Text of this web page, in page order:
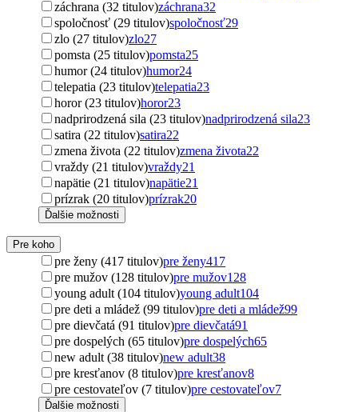
záchrana (32 titulov)záchrana32
spoločnosť (29 titulov)spoločnosť29
zlo (27 titulov)zlo27
pomsta (25 titulov)pomsta25
humor (24 titulov)humor24
telepatia (23 titulov)telepatia23
horor (23 titulov)horor23
nadprirodzená sila (23 titulov)nadprirodzená sila23
satira (22 titulov)satira22
zmena života (22 titulov)zmena života22
vraždy (21 titulov)vraždy21
napätie (21 titulov)napätie21
prízrak (20 titulov)prízrak20
Ďalšie možnosti
Pre koho
pre ženy (417 titulov)pre ženy417
pre mužov (128 titulov)pre mužov128
young adult (104 titulov)young adult104
pre deti a mládež (99 titulov)pre deti a mládež99
pre dievčatá (91 titulov)pre dievčatá91
pre dospelých (65 titulov)pre dospelých65
new adult (38 titulov)new adult38
pre kresťanov (8 titulov)pre kresťanov8
pre cestovateľov (7 titulov)pre cestovateľov7
Ďalšie možnosti